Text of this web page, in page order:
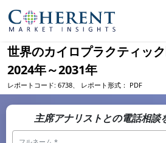
世界のカイロプラクティッ
2024年～2031年
レポートコード: 6738、 レポート形式： PDF
主席アナリストとの電話相談